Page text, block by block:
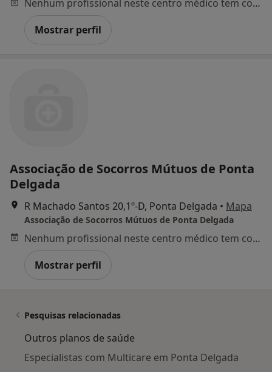
Nenhum profissional neste centro médico tem consultas disponíveis
Mostrar perfil
Associação de Socorros Mútuos de Ponta
Delgada
R Machado Santos 20,1º-D, Ponta Delgada • Mapa
Associação de Socorros Mútuos de Ponta Delgada
Nenhum profissional neste centro médico tem consultas disponíveis
Mostrar perfil
Pesquisas relacionadas
Outros planos de saúde
Especialistas com Multicare em Ponta Delgada